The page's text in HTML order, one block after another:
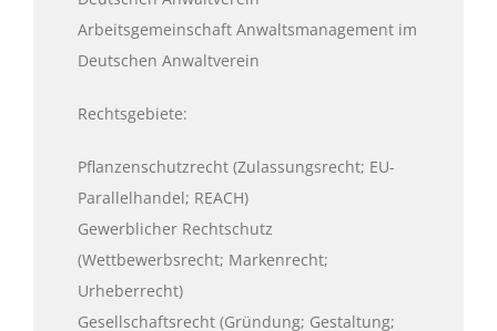
Arbeitsgemeinschaft Anwaltsmanagement im
Deutschen Anwaltverein
Rechtsgebiete:
Pflanzenschutzrecht (Zulassungsrecht; EU-
Parallelhandel; REACH)
Gewerblicher Rechtschutz
(Wettbewerbsrecht; Markenrecht;
Urheberrecht)
Gesellschaftsrecht (Gründung; Gestaltung;